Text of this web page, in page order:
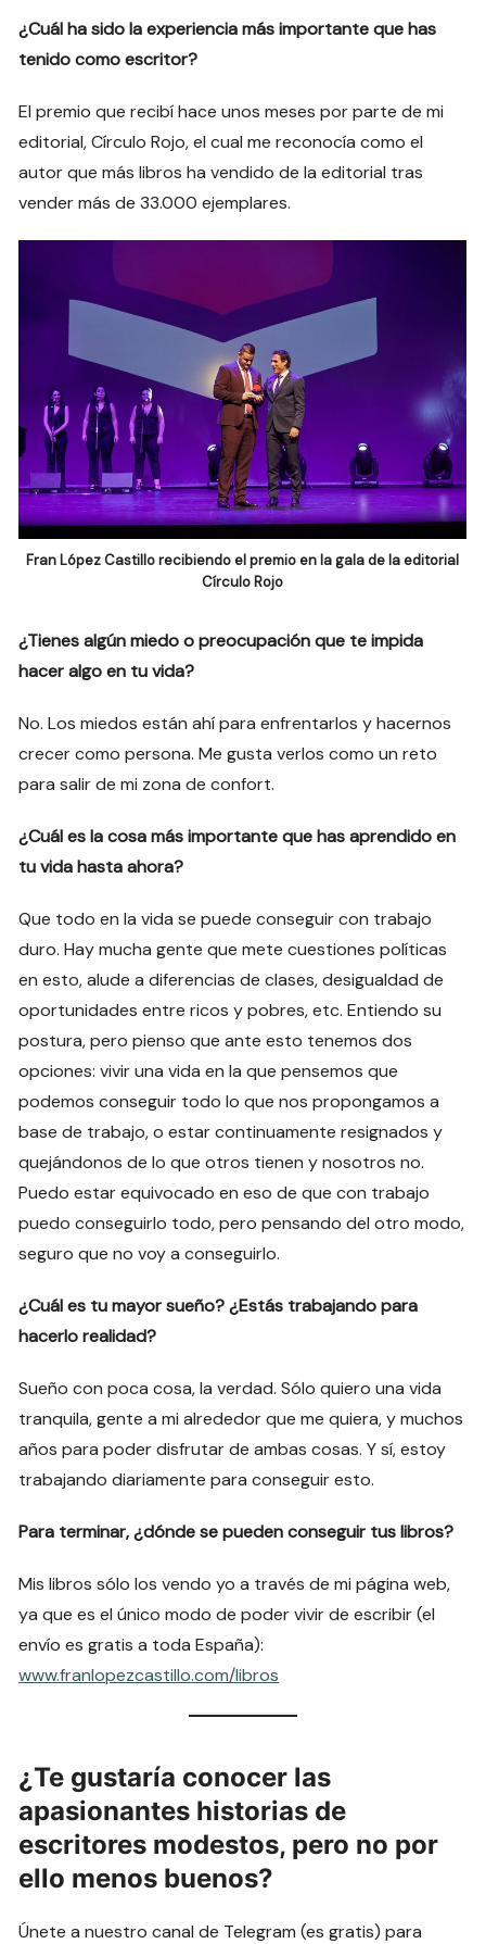
¿Cuál ha sido la experiencia más importante que has
tenido como escritor?
El premio que recibí hace unos meses por parte de mi
editorial, Círculo Rojo, el cual me reconocía como el
autor que más libros ha vendido de la editorial tras
vender más de 33.000 ejemplares.
Fran López Castillo recibiendo el premio en la gala de la editorial
Círculo Rojo
¿Tienes algún miedo o preocupación que te impida
hacer algo en tu vida?
No. Los miedos están ahí para enfrentarlos y hacernos
crecer como persona. Me gusta verlos como un reto
para salir de mi zona de confort.
¿Cuál es la cosa más importante que has aprendido en
tu vida hasta ahora?
Que todo en la vida se puede conseguir con trabajo
duro. Hay mucha gente que mete cuestiones políticas
en esto, alude a diferencias de clases, desigualdad de
oportunidades entre ricos y pobres, etc. Entiendo su
postura, pero pienso que ante esto tenemos dos
opciones: vivir una vida en la que pensemos que
podemos conseguir todo lo que nos propongamos a
base de trabajo, o estar continuamente resignados y
quejándonos de lo que otros tienen y nosotros no.
Puedo estar equivocado en eso de que con trabajo
puedo conseguirlo todo, pero pensando del otro modo,
seguro que no voy a conseguirlo.
¿Cuál es tu mayor sueño? ¿Estás trabajando para
hacerlo realidad?
Sueño con poca cosa, la verdad. Sólo quiero una vida
tranquila, gente a mi alrededor que me quiera, y muchos
años para poder disfrutar de ambas cosas. Y sí, estoy
trabajando diariamente para conseguir esto.
Para terminar, ¿dónde se pueden conseguir tus libros?
Mis libros sólo los vendo yo a través de mi página web,
ya que es el único modo de poder vivir de escribir (el
envío es gratis a toda España):
www.franlopezcastillo.com/libros
¿Te gustaría conocer las
apasionantes historias de
escritores modestos, pero no por
ello menos buenos?
Únete a nuestro canal de Telegram (es gratis) para